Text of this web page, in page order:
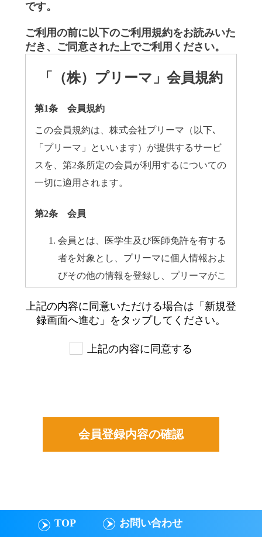
です。
ご利用の前に以下のご利用規約をお読みいた
だき、ご同意された上でご利用ください。
「（株）プリーマ」会員規約
第1条 会員規約
この会員規約は、株式会社プリーマ（以下､
「プリーマ」といいます）が提供するサービ
スを、第2条所定の会員が利用するについての
一切に適用されます。
第2条 会員
会員とは、医学生及び医師免許を有する
者を対象とし、プリーマに個人情報およ
びその他の情報を登録し、プリーマがこ
録および承認後、会員はプリーマのサー
ビスを利用できるものとします。
会員は会員登録を行った時点で､本規約
更・追加・削除できるものとします。
第3条 禁止行為
上記の内容に同意いただける場合は「新規登
録画面へ進む」をタップしてください。
上記の内容に同意する
TOP お問い合わせ